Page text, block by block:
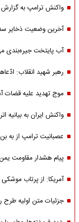
واکنش ترامپ به
آخرین وضعیت ذخایر
آب پایتخت جیره‌بندی
رهبر شهید انقلاب:
موج تهدید علیه قضات
واکنش ایران به بیانیه
عصبانیت ترامپ از به
پیام هشدار مقاومت
آمریکا: از پرتاب
جزئیات متن اولیه طرح